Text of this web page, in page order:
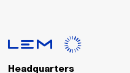
Headquarters